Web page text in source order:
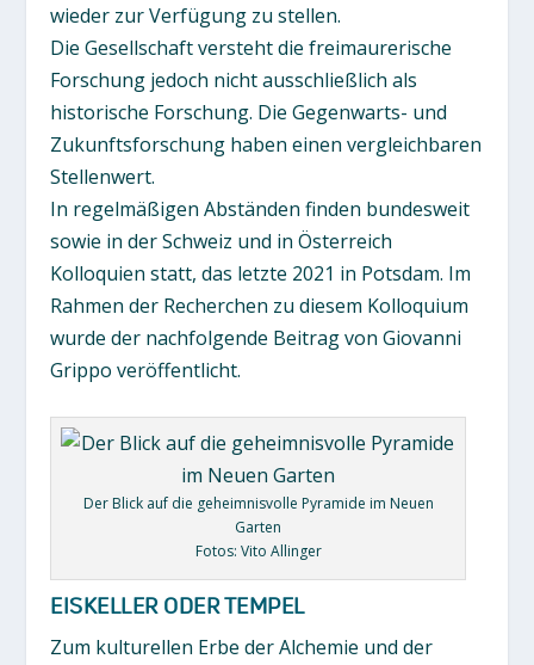
wieder zur Verfügung zu stellen.
Die Gesellschaft versteht die freimaurerische
Forschung jedoch nicht ausschließlich als
historische Forschung. Die Gegenwarts- und
Zukunftsforschung haben einen vergleichbaren
Stellenwert.
In regelmäßigen Abständen finden bundesweit
sowie in der Schweiz und in Österreich
Kolloquien statt, das letzte 2021 in Potsdam. Im
Rahmen der Recherchen zu diesem Kolloquium
wurde der nachfolgende Beitrag von Giovanni
Grippo veröffentlicht.
Der Blick auf die geheimnisvolle Pyramide im Neuen
Garten
Fotos: Vito Allinger
EISKELLER ODER TEMPEL
Zum kulturellen Erbe der Alchemie und der